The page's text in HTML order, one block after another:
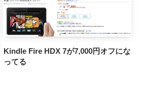
Kindle Fire HDX 7が7,000円オフにな
ってる